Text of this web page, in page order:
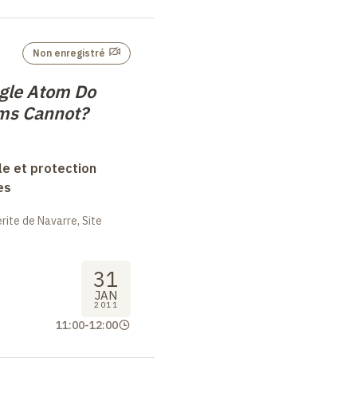
Atom Do
Cannot?
Non enregistré
et protection
de Navarre, Site
31
JAN
2011
11:00-12:00